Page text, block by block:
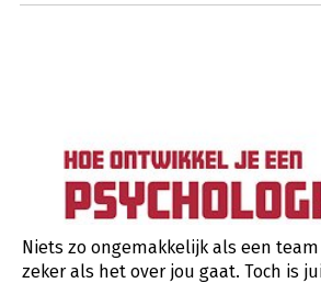
Niets zo ongemakkelijk als een
zeker als het over jou gaat. Toch is